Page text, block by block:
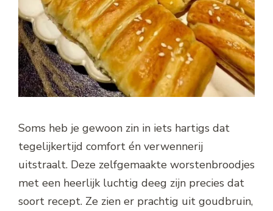
Soms heb je gewoon zin in iets hartigs dat
tegelijkertijd comfort én verwennerij
uitstraalt. Deze zelfgemaakte worstenbroodjes
met een heerlijk luchtig deeg zijn precies dat
soort recept. Ze zien er prachtig uit goudbruin,